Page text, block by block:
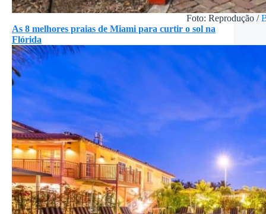
Foto: Reprodução /
As 8 melhores praias de Miami para curtir o sol na
Flórida